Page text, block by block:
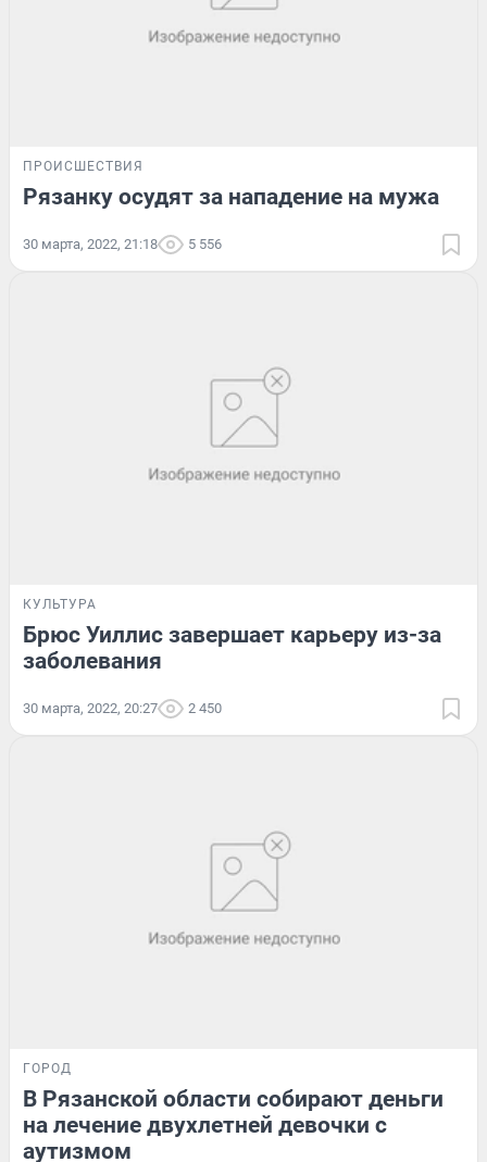
ПРОИСШЕСТВИЯ
Рязанку осудят за нападение на мужа
30 марта, 2022, 21:18 5 556
КУЛЬТУРА
Брюс Уиллис завершает карьеру из-за
заболевания
30 марта, 2022, 20:27 2 450
ГОРОД
В Рязанской области собирают деньги
на лечение двухлетней девочки с
аутизмом